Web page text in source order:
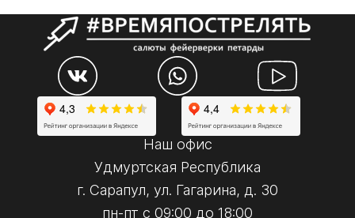
Наш офис
Удмуртская Республика
г. Сарапул, ул. Гагарина, д. 30
пн-пт с 09:00 до 18:00